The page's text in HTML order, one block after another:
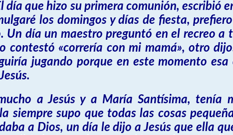
que hizo su primera comunión, escribió
los domingos y días de fiesta,
día un maestro preguntó en el recreo a
contestó «correría con mi mamá», otro
jugando porque en este momento
a Jesús y a María Santísima, tenía
siempre supo que todas las cosas
a Dios, un día le dijo a Jesús que ella